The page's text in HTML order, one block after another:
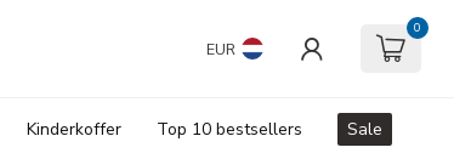
EUR
0
Kinderkoffer Top 10 bestsellers Sale